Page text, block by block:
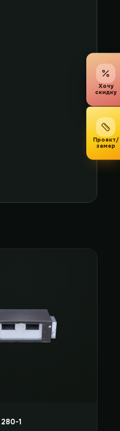
1
Хочу
скидку
Проект/
замер